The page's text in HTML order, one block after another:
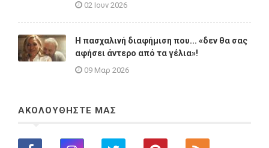
02 Ιουν 2026
Η πασχαλινή διαφήμιση που... «δεν θα σας
αφήσει άντερο από τα γέλια»!
09 Μαρ 2026
ΑΚΟΛΟΥΘΗΣΤΕ ΜΑΣ